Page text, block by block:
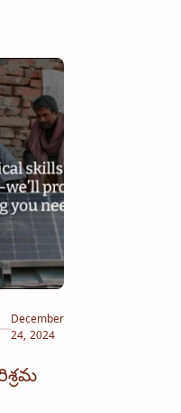
December
24, 2024